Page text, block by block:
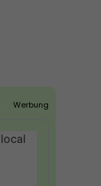
Werbung